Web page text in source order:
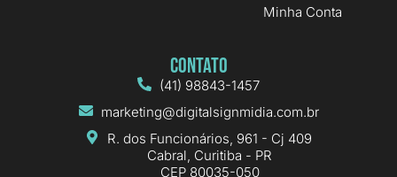
Minha Conta
Contato
(41) 98843-1457
marketing@digitalsignmidia.com.br
R. dos Funcionários, 961 - Cj 409
Cabral, Curitiba - PR
CEP 80035-050